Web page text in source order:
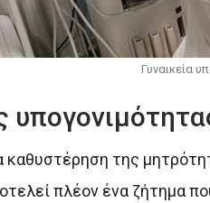
Γυναικεία
καθυστέρηση της
πλέον ένα ζήτημα